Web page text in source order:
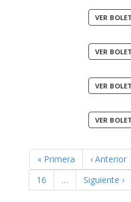
« Primera ‹ Anterior
16
… Siguiente ›